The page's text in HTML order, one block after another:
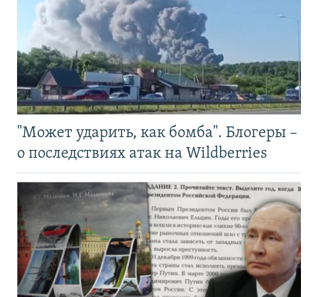
"Может ударить, как бомба". Блогеры –
о последствиях атак на Wildberries